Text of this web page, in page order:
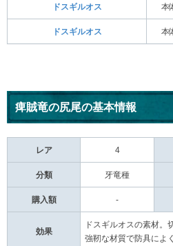
ドスギルオス 本
ドスギルオス 本
痺賊竜の尻尾の基本情報
レア 4
分類 牙竜種
購入額 -
効果
ドスギルオスの素材。
強靭な材質で防具によ